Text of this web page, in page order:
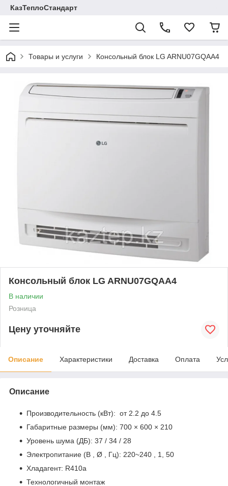
КазТеплоСтандарт
Товары и услуги Консольный блок LG ARNU07GQAA4
Консольный блок LG ARNU07GQAA4
В наличии
Розница
Цену уточняйте
Описание Характеристики Доставка Оплата
Описание
Производительность (кВт): от 2.2 до 4.5
Габаритные размеры (мм): 700 × 600 × 210
Уровень шума (ДБ): 37 / 34 / 28
Электропитание (В , Ø , Гц): 220~240 , 1, 50
Хладагент: R410a
Технологичный монтаж